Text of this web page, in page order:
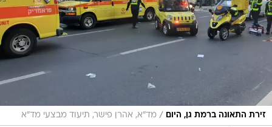
זירת התאונה ברמת גן, היום / מד"א, אהרן פישר, תיעוד מבצעי מד"א